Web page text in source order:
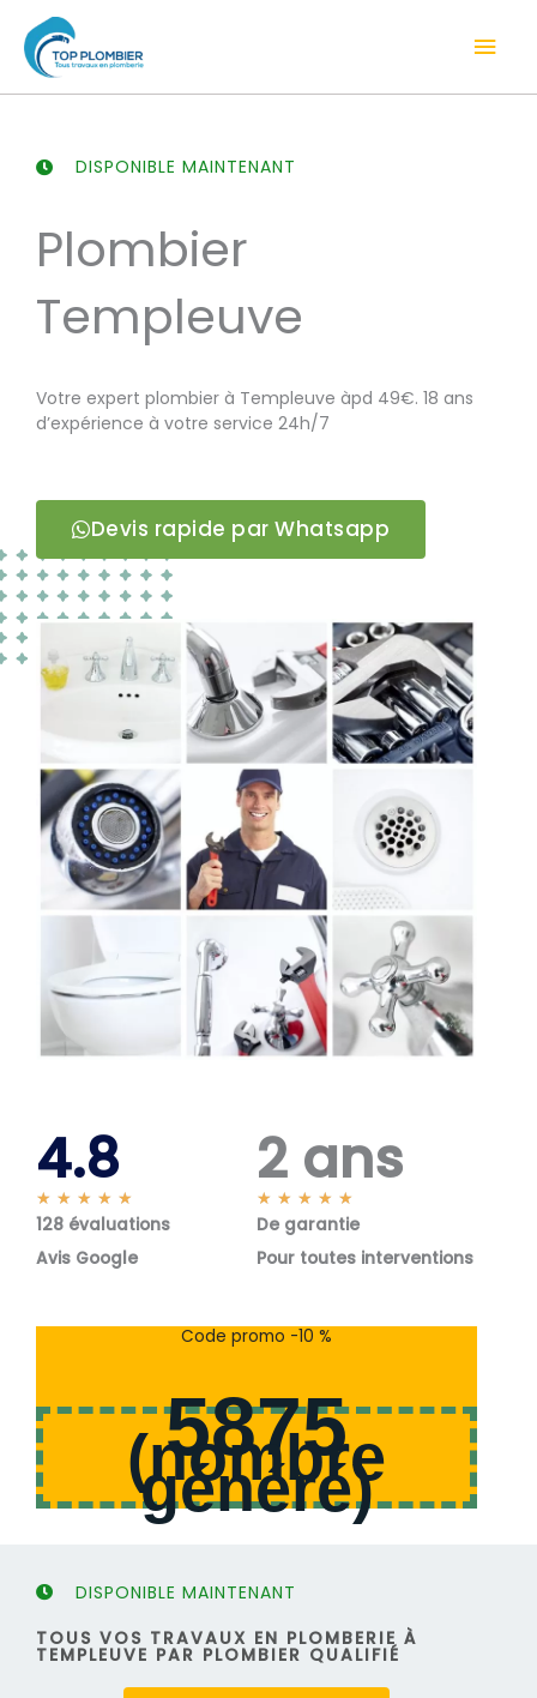
contenu
DISPONIBLE MAINTENANT
Plombier
Templeuve
Votre expert plombier à Templeuve àpd 49€. 18 ans
d’expérience à votre service 24h/7
Devis rapide par Whatsapp
4.8
★ ★ ★ ★ ★
o
s
128 évaluations
Avis Google
2 ans
★ ★ ★ ★ ★
o
s
De garantie
Pour toutes interventions
Code promo -10 %
5875
(nombre
généré)
DISPONIBLE MAINTENANT
TOUS VOS TRAVAUX EN PLOMBERIE À
TEMPLEUVE PAR PLOMBIER QUALIFIÉ